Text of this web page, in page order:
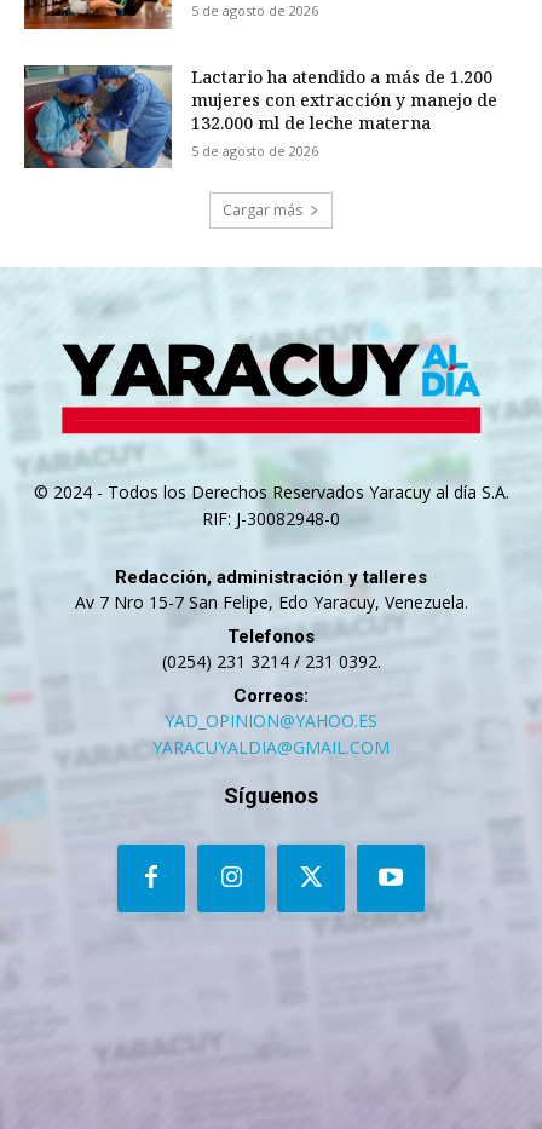
5 de agosto de 2026
Lactario ha atendido a más de 1.200
mujeres con extracción y manejo de
132.000 ml de leche materna
5 de agosto de 2026
Cargar más
© 2024 - Todos los Derechos Reservados Yaracuy al día S.A.
RIF: J-30082948-0
Redacción, administración y talleres
Av 7 Nro 15-7 San Felipe, Edo Yaracuy, Venezuela.
Telefonos
(0254) 231 3214 / 231 0392.
Correos:
YAD_OPINION@YAHOO.ES
YARACUYALDIA@GMAIL.COM
Síguenos